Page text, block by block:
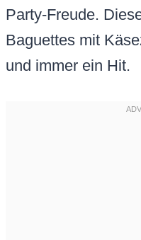
Party-Freude.
Baguettes mit
und immer ein Hit.